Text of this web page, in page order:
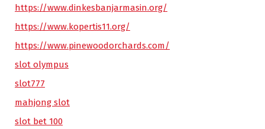
https://www.dinkesbanjarmasin.org/
https://www.kopertis11.org/
https://www.pinewoodorchards.com/
slot olympus
slot777
mahjong slot
slot bet 100